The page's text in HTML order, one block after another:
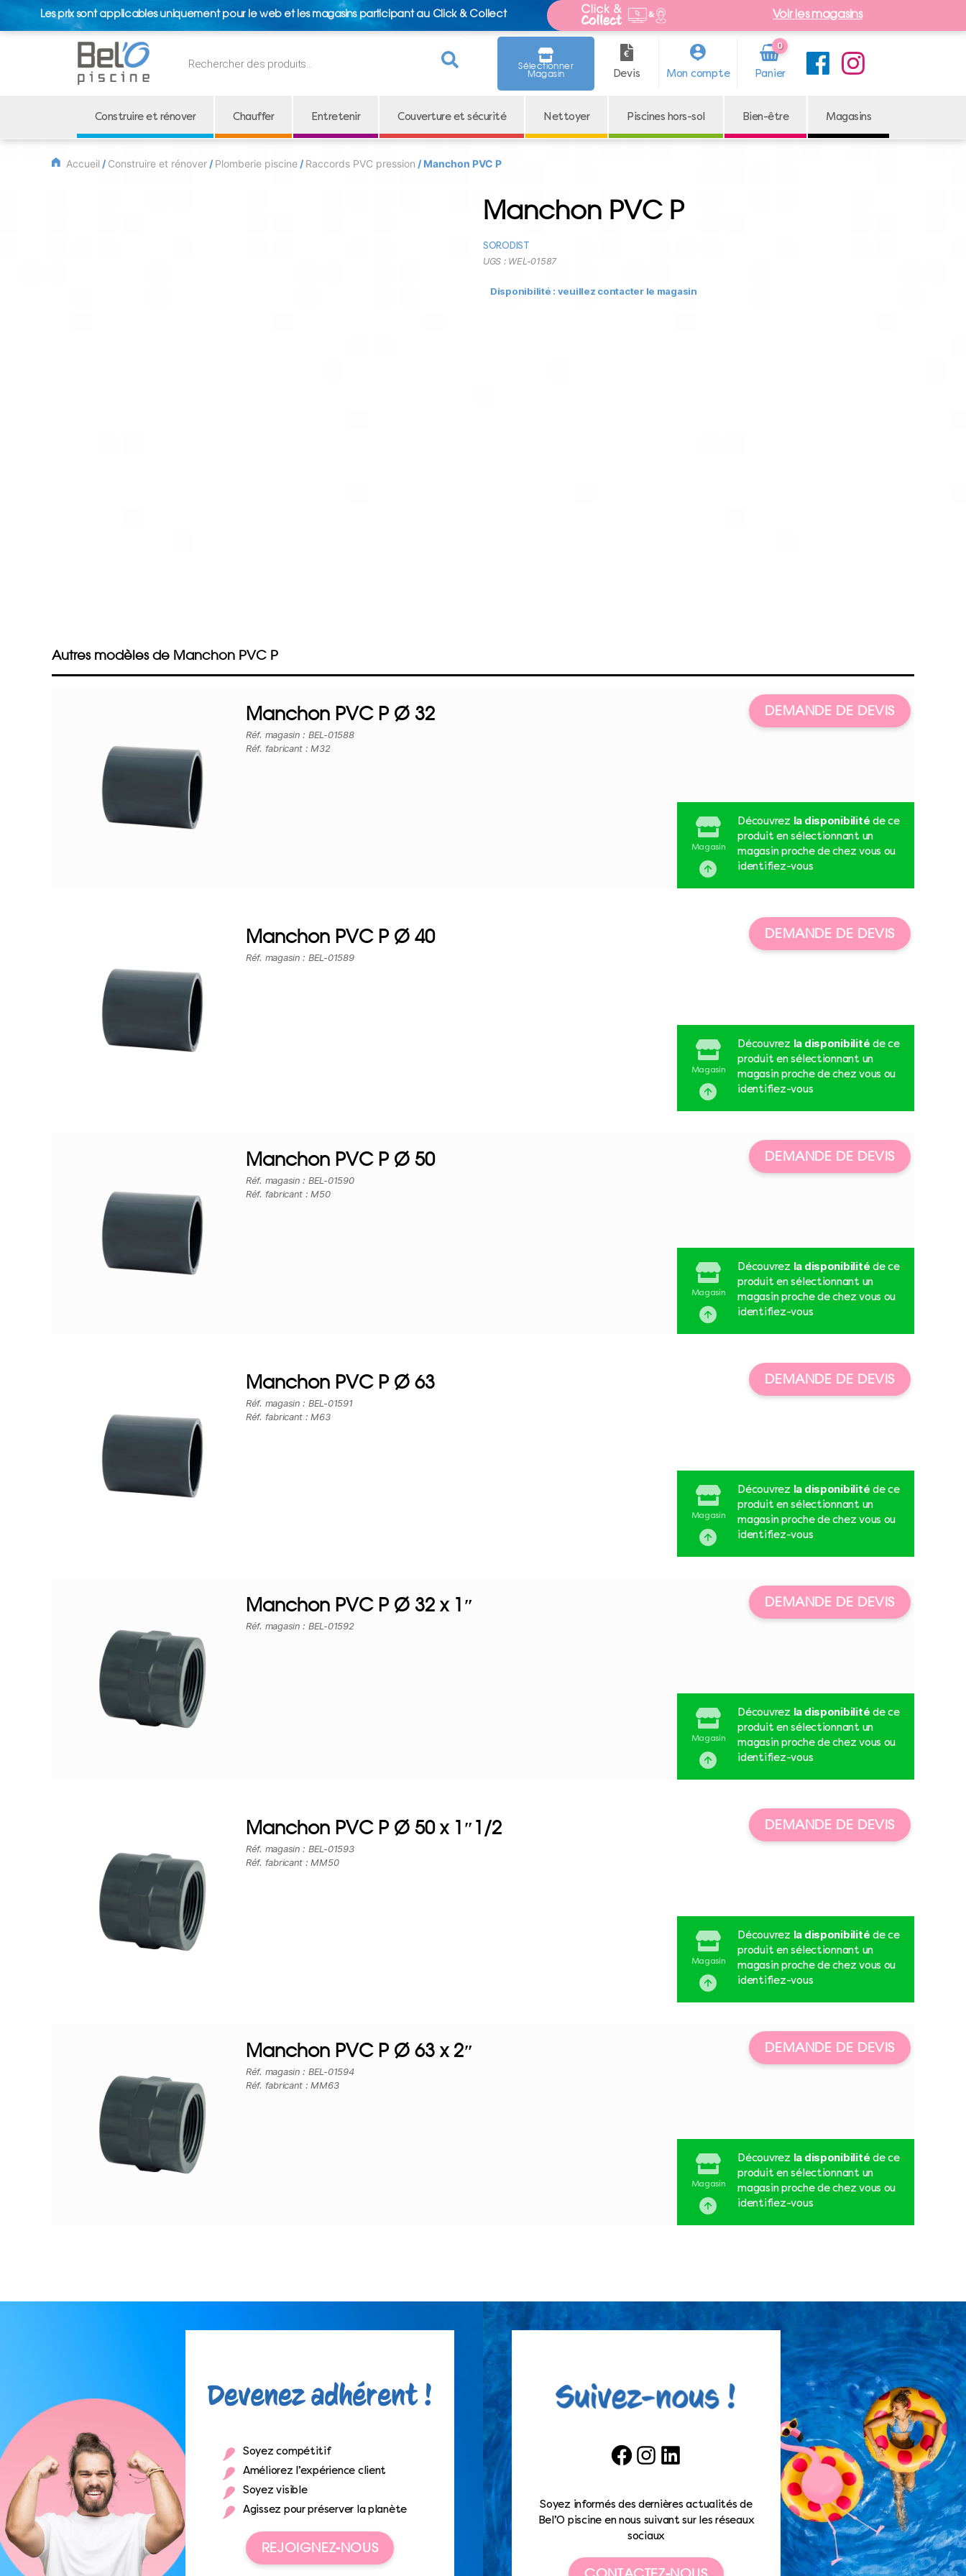
Les prix sont applicables uniquement pour le web et les magasins participant au Click & Collect Voir les magasins
de
Sélectionner
Magasin Devis Mon compte
0
Arti
cle
Construire et rénover Chauffer Entretenir Couverture et sécurité Nettoyer Piscines hors-sol Bien-être Magasins
Accueil / Construire et rénover / Plomberie piscine / Raccords PVC pression / Manchon PVC P
Manchon PVC P
SORODIST
Disponibilité : veuillez contacter le magasin
UGS : WEL-01587
Autres modèles de Manchon PVC P
Manchon PVC P Ø 32 DEMANDE DE DEVIS
Réf. magasin : BEL-01588
Réf. fabricant : M32
Magasin
Découvrez la disponibilité de ce
produit en sélectionnant un
magasin proche de chez vous ou
identifiez-vous
Manchon PVC P Ø 40 DEMANDE DE DEVIS
Réf. magasin : BEL-01589
Magasin
Découvrez la disponibilité de ce
produit en sélectionnant un
magasin proche de chez vous ou
identifiez-vous
Manchon PVC P Ø 50 DEMANDE DE DEVIS
Réf. magasin : BEL-01590
Réf. fabricant : M50
Magasin
Découvrez la disponibilité de ce
produit en sélectionnant un
magasin proche de chez vous ou
identifiez-vous
Manchon PVC P Ø 63 DEMANDE DE DEVIS
Réf. magasin : BEL-01591
Réf. fabricant : M63
Magasin
Découvrez la disponibilité de ce
produit en sélectionnant un
magasin proche de chez vous ou
identifiez-vous
Manchon PVC P Ø 32 x 1″ DEMANDE DE DEVIS
Réf. magasin : BEL-01592
Magasin
Découvrez la disponibilité de ce
produit en sélectionnant un
magasin proche de chez vous ou
identifiez-vous
Manchon PVC P Ø 50 x 1″1/2 DEMANDE DE DEVIS
Réf. magasin : BEL-01593
Réf. fabricant : MM50
Magasin
Découvrez la disponibilité de ce
produit en sélectionnant un
magasin proche de chez vous ou
identifiez-vous
Manchon PVC P Ø 63 x 2″ DEMANDE DE DEVIS
Réf. magasin : BEL-01594
Réf. fabricant : MM63
Magasin
Découvrez la disponibilité de ce
produit en sélectionnant un
magasin proche de chez vous ou
identifiez-vous
Soyez compétitif
Améliorez l’expérience client
Soyez visible
Agissez pour préserver la planète
REJOIGNEZ-NOUS
FacebookInstagramLinkedIn
Soyez informés des dernières actualités de
Bel’O piscine en nous suivant sur les réseaux
sociaux